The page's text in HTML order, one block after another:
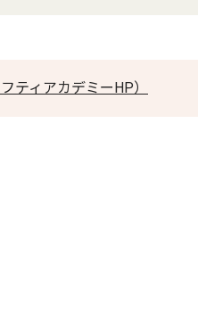
ティアカデミーHP）